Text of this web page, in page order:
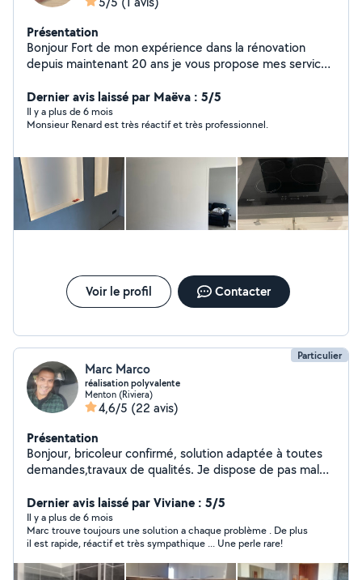
Présentation
Bonjour Fort de mon expérience dans la rénovation
depuis maintenant 20 ans je vous propose mes services
de tout vos projets (électricité,sanitaire,posé de ba
13,enduits,peinture,parquet ect) N hésitez pas à me
contacter Bonne journée
Dernier avis laissé par Maëva : 5/5
Il y a plus de 6 mois
Monsieur Renard est très réactif et très professionnel.
Voir le profil Contacter
Particulier
Marc Marco
réalisation polyvalente
Menton (Riviera)
4,6/5 (22 avis)
Présentation
Bonjour, bricoleur confirmé, solution adaptée à toutes
demandes,travaux de qualités. Je dispose de pas mal
du sol au plafond le bâtiment n 'est pas une tache mais
un plaisir d'y travailler. jusqu'au petit bricolage .
Dernier avis laissé par Viviane : 5/5
Il y a plus de 6 mois
Marc trouve toujours une solution a chaque problème . De plus
il est rapide, réactif et très sympathique ... Une perle rare!